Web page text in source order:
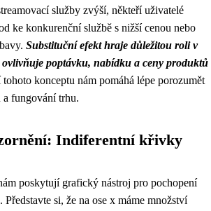
služby zvýší, někteří uživatelé
ke konkurenční službě s nižší cenou nebo
Substituční efekt hraje důležitou roli v
ovlivňuje poptávku, nabídku a ceny produktů
tohoto konceptu nám pomáhá lépe porozumět
a fungování trhu.
Indiferentní křivky
poskytují grafický nástroj pro pochopení
si, že na ose x máme množství